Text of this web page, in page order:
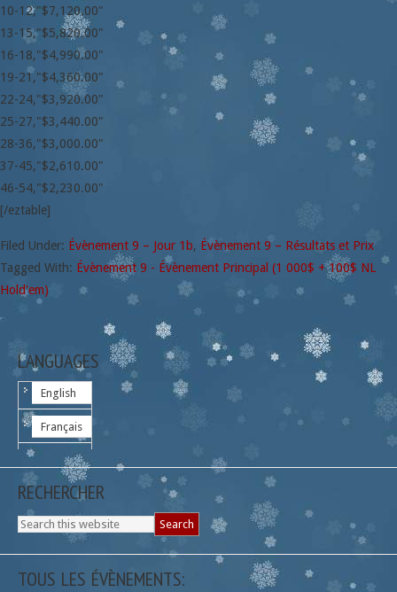
10-12,"$7,120.00"
13-15,"$5,820.00"
16-18,"$4,990.00"
19-21,"$4,360.00"
22-24,"$3,920.00"
25-27,"$3,440.00"
28-36,"$3,000.00"
37-45,"$2,610.00"
46-54,"$2,230.00"
[/eztable]
Filed Under: Évènement 9 – Jour 1b, Évènement 9 – Résultats et Prix
Tagged With: Évènement 9 - Évènement Principal (1 000$ + 100$ NL
Hold'em)
LANGUAGES
English
Français
RECHERCHER
TOUS LES ÉVÈNEMENTS: